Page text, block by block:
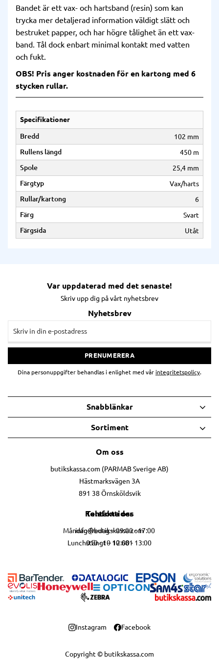
Bandet är ett vax- och hartsband (resin) som kan
trycka mer detaljerad information väldigt slätt och
bestruket papper, och har högre tålighet än ett vax-
band. Tål dock enbart minimal kontakt med vatten
och fukt.
OBS! Pris anger kostnaden för en kartong med 6
stycken rullar.
Specifikationer
Bredd
102 mm
Rullens längd
450 m
Spole
25,4 mm
Färgtyp
Vax/harts
Rullar/kartong
6
Färg
Svart
Färgsida
Utåt
Var uppdaterad med det senaste!
Skriv upp dig på vårt nyhetsbrev
Nyhetsbrev
PRENUMERERA
Dina personuppgifter behandlas i enlighet med vår integritetspolicy.
Om oss
butikskassa.com (PARMAB Sverige AB)
Hästmarksvägen 3A
891 38 Örnsköldsvik
Kontakta oss
info@butikskassa.com
010 - 10 10 681
Telefontider
Måndag-fredag – 09:00 - 17:00
Lunchstängt – 12:00 - 13:00
Snabblänkar
Sortiment
Copyright © butikskassa.com
Instagram Facebook